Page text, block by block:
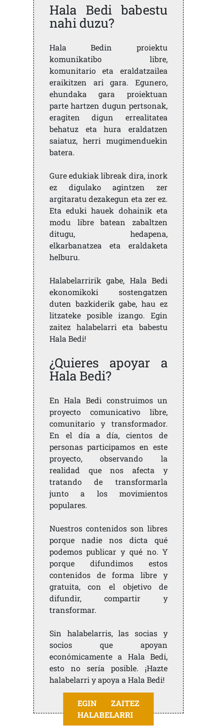
Hala Bedi babestu
nahi duzu?
Hala Bedin proiektu
komunikatibo libre,
komunitario eta eraldatzailea
eraikitzen ari gara. Egunero,
ehundaka gara proiektuan
parte hartzen dugun pertsonak,
eragiten digun errealitatea
behatuz eta hura eraldatzen
saiatuz, herri mugimenduekin
batera.
Gure edukiak libreak dira, inork
ez digulako agintzen zer
argitaratu dezakegun eta zer ez.
Eta eduki hauek dohainik eta
modu libre batean zabaltzen
ditugu, hedapena,
elkarbanatzea eta eraldaketa
helburu.
Halabelarririk gabe, Hala Bedi
ekonomikoki sostengatzen
duten bazkiderik gabe, hau ez
litzateke posible izango. Egin
zaitez halabelarri eta babestu
Hala Bedi!
¿Quieres apoyar a
Hala Bedi?
En Hala Bedi construimos un
proyecto comunicativo libre,
comunitario y transformador.
En el día a día, cientos de
personas participamos en este
proyecto, observando la
realidad que nos afecta y
tratando de transformarla
junto a los movimientos
populares.
Nuestros contenidos son libres
porque nadie nos dicta qué
podemos publicar y qué no. Y
porque difundimos estos
contenidos de forma libre y
gratuita, con el objetivo de
difundir, compartir y
transformar.
Sin halabelarris, las socias y
socios que apoyan
económicamente a Hala Bedi,
esto no sería posible. ¡Hazte
halabelarri y apoya a Hala Bedi!
EGIN ZAITEZ
HALABELARRI